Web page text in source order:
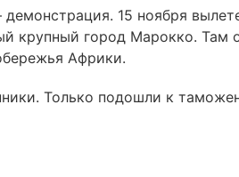
15 ноября
крупный город Марокко. Там
Африки.
Только подошли к